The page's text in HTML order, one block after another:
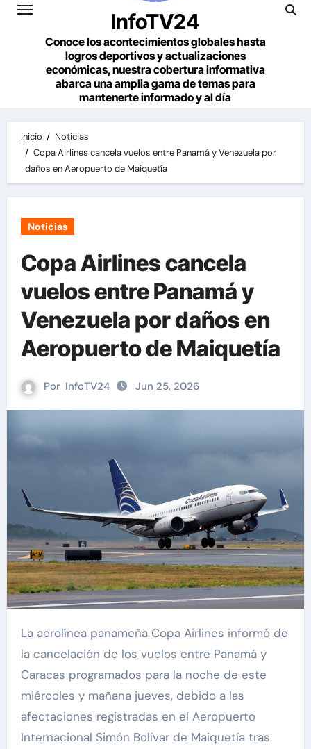
InfoTV24
Conoce los acontecimientos globales hasta
logros deportivos y actualizaciones
económicas, nuestra cobertura informativa
abarca una amplia gama de temas para
mantenerte informado y al día
Inicio
Noticias
Copa Airlines cancela vuelos entre Panamá y Venezuela por
daños en Aeropuerto de Maiquetía
Noticias
Copa Airlines cancela
vuelos entre Panamá y
Venezuela por daños en
Aeropuerto de Maiquetía
Por InfoTV24 Jun 25, 2026
La aerolínea panameña Copa Airlines informó de
la cancelación de los vuelos entre Panamá y
Caracas programados para la noche de este
miércoles y mañana jueves, debido a las
afectaciones registradas en el Aeropuerto
Internacional Simón Bolívar de Maiquetía tras